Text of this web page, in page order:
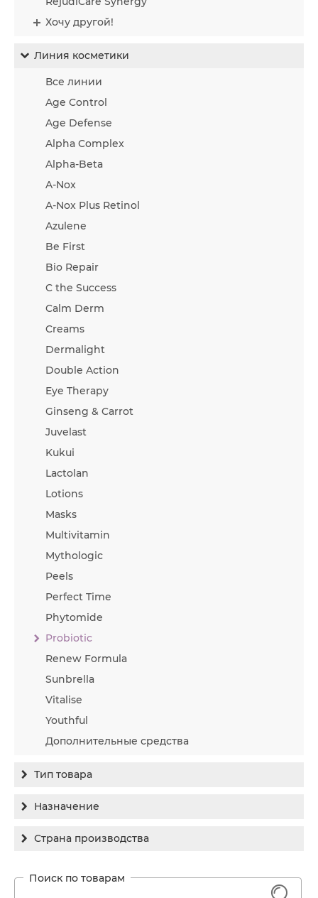
Хочу другой!
Линия косметики
Все линии
Age Control
Age Defense
Alpha Complex
Alpha-Beta
A-Nox
A-Nox Plus Retinol
Azulene
Be First
Bio Repair
C the Success
Calm Derm
Creams
Dermalight
Double Action
Eye Therapy
Ginseng & Carrot
Juvelast
Kukui
Lactolan
Lotions
Masks
Multivitamin
Mythologic
Peels
Perfect Time
Phytomide
Probiotic
Renew Formula
Sunbrella
Vitalise
Youthful
Дополнительные средства
Тип товара
Бальзам
Концентрат
Назначение
Гиперпигментация
Заживление
Страна производства